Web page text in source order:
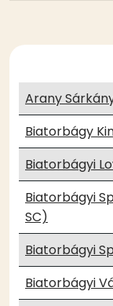
Tartalmi
Arany
Biatorbágy
Biatorbágyi
Biatorbágyi
SC)
Biatorbágyi
Biatorbágyi